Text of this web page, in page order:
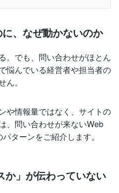
、なぜ動かないのか
。でも、問い合わせがほとん
んでいる経営者や担当者の
。
や情報量ではなく、サイトの
、問い合わせが来ないWeb
ターンをご紹介します。
」が伝わっていない